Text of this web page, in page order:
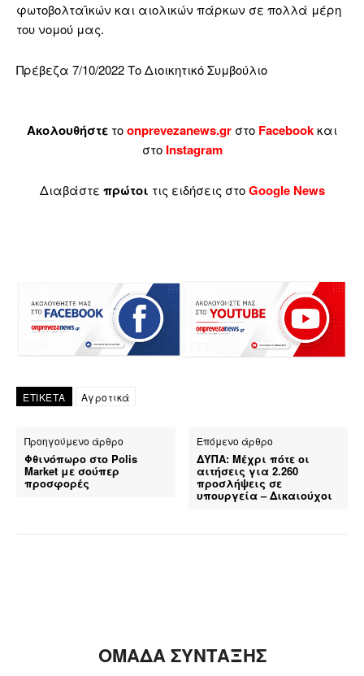
φωτοβολταϊκών και αιολικών πάρκων σε πολλά μέρη
του νομού μας.
Πρέβεζα 7/10/2022 Το Διοικητικό Συμβούλιο
Ακολουθήστε τοonprevezanews.gr στο Facebookκαι
στο Instagram
Διαβάστε πρώτοι τις ειδήσεις στοGoogle News
ΕΤΙΚΕΤΑ Αγροτικά
Προηγούμενο άρθρο
Φθινόπωρο στο Polis
Market με σούπερ
προσφορές
Επόμενο άρθρο
ΔΥΠΑ: Μέχρι πότε οι
αιτήσεις για 2.260
προσλήψεις σε
υπουργεία – Δικαιούχοι
ΟΜΑΔΑ ΣΥΝΤΑΞΗΣ